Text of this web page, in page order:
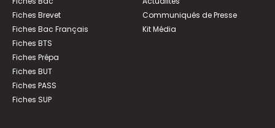
Fiches Brevet
Fiches Bac Français
Fiches BTS
Fiches Prépa
Fiches BUT
Fiches PASS
Fiches SUP
Communiqués de Presse
Kit Média